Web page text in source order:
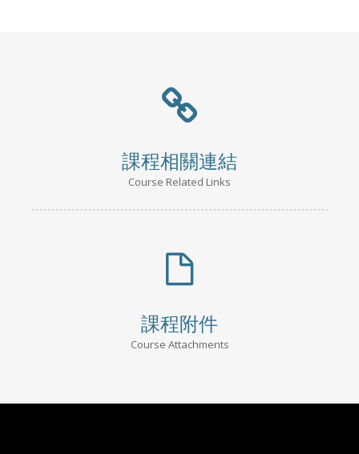
課程相關連結
Course Related Links
課程附件
Course Attachments